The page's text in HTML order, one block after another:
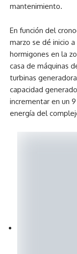
mantenimiento.
En función del
marzo se dé inicio
hormigones en la
casa de máquinas
turbinas
capacidad
incrementar en un
energía del